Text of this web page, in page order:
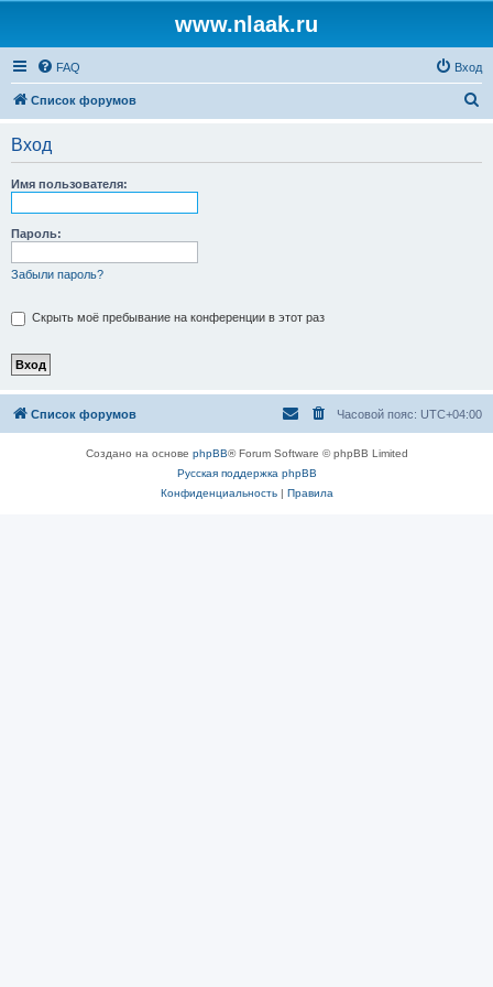
www.nlaak.ru
FAQ Вход
Список форумов
Вход
Имя пользователя:
Пароль:
Забыли пароль?
Скрыть моё пребывание на конференции в этот раз
Список форумов Часовой пояс: UTC+04:00
Создано на основе phpBB® Forum Software © phpBB Limited
Русская поддержка phpBB
Конфиденциальность| Правила